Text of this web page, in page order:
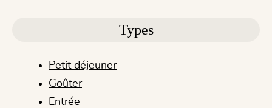
Types
Petit déjeuner
Goûter
Entrée